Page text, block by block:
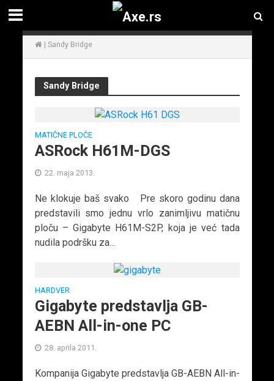
| Sandy Bridge
Sandy Bridge
MATIČNE PLOČE
ASRock H61M-DGS
22. maja 2013.
Ne klokuje baš svako Pre skoro godinu dana
predstavili smo jednu vrlo zanimljivu matičnu
ploču – Gigabyte H61M-S2P, koja je već tada
nudila podršku za...
HARDVER
Gigabyte predstavlja GB-
AEBN All-in-one PC
28. aprila 2011.
Kompanija Gigabyte predstavlja GB-AEBN All-in-